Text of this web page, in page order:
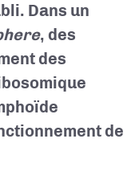
Dans un
, des
des
de